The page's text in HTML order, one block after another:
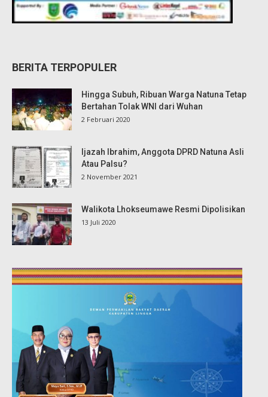
BERITA TERPOPULER
Hingga Subuh, Ribuan Warga Natuna Tetap
Bertahan Tolak WNI dari Wuhan
2 Februari 2020
Ijazah Ibrahim, Anggota DPRD Natuna Asli
Atau Palsu?
2 November 2021
Walikota Lhokseumawe Resmi Dipolisikan
13 Juli 2020